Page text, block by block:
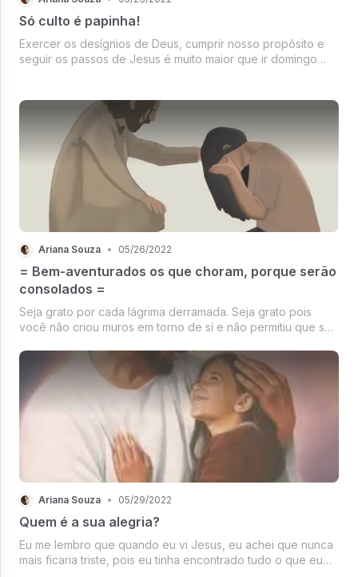
Só culto é papinha!
Exercer os desígnios de Deus, cumprir nosso propósito e
seguir os passos de Jesus é muito maior que ir domingo
e nossos corações, q...
Ariana Souza • 05/26/2022
= Bem-aventurados os que choram, porque serão
consolados =
Seja grato por cada lágrima derramada. Seja grato pois
você não criou muros em torno de sí e não permitiu que seu
tribulações e tristezas que há no mundo.
Ariana Souza • 05/29/2022
Quem é a sua alegria?
Eu me lembro que quando eu vi Jesus, eu achei que nunca
mais ficaria triste, pois eu tinha encontrado tudo o que eu